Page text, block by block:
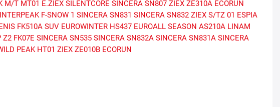
M/T MT01 E.ZIEX SILENTCORE SINCERA SN807 ZIEX ZE310A ECORUN
F-SNOW 1 SINCERA SN831 SINCERA SN832 ZIEX S/TZ 01 ESPIA
FK510A SUV EUROWINTER HS437 EUROALL SEASON AS210A LINAM
Z2 FK07E SINCERA SN535 SINCERA SN832A SINCERA SN831A SINCERA
PEAK HT01 ZIEX ZE010B ECORUN